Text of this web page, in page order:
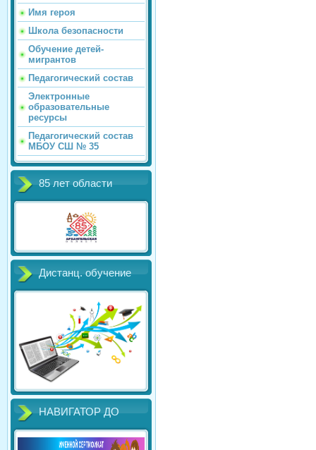
Имя героя
Школа безопасности
Обучение детей-
мигрантов
Педагогический состав
Электронные
образовательные
ресурсы
Педагогический состав
МБОУ СШ № 35
85 лет области
Дистанц. обучение
НАВИГАТОР ДО